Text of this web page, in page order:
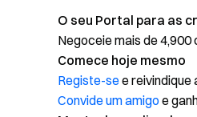
O seu Portal para as
Negoceie mais de
Comece hoje mesmo
Registe-see reivindique
Convide um amigo e